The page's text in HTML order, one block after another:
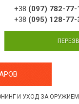
+38 (097) 782-77-
+38 (095) 128-77-
И УХОД ЗА ОРУЖИЕМ